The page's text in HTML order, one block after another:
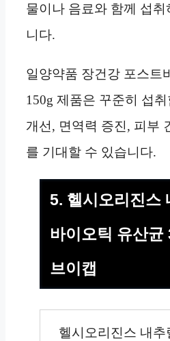
물이나 음료와 함께 섭
니다.
일양약품 장건강 포스트
150g 제품은 꾸준히 섭
개선, 면역력 증진, 피부
를 기대할 수 있습니다.
5. 헬시오리진스
바이오틱 유산균
브이캡
헬시오리진스 내추